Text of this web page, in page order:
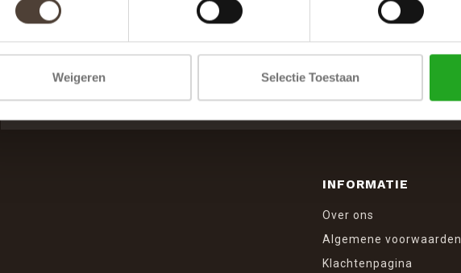
Weigeren Selectie Toestaan
SCHRIJF JE IN VOOR DE NIEUWSBRIEF
And stay up to date with our latest offers
INFORMATIE
Over ons
Algemene voorwaarden
Klachtenpagina